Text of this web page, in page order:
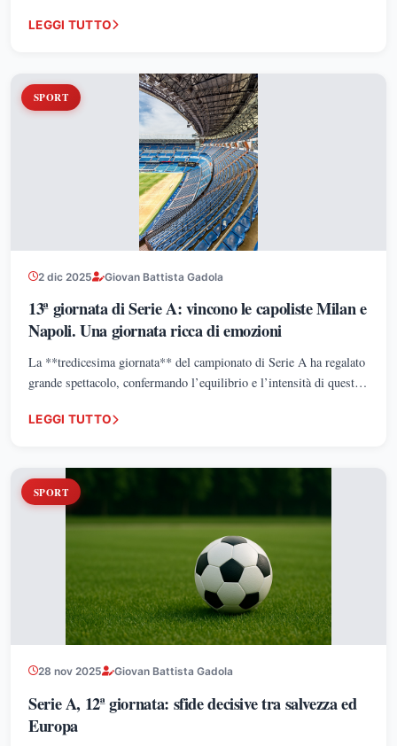
LEGGI TUTTO
SPORT
2 dic 2025 Giovan Battista Gadola
13ª giornata di Serie A: vincono le capoliste Milan e
Napoli. Una giornata ricca di emozioni
La **tredicesima giornata** del campionato di Serie A ha regalato
grande spettacolo, confermando l’equilibrio e l’intensità di questa
entrambe vittoriose nei rispettivi impegni.
LEGGI TUTTO
SPORT
28 nov 2025 Giovan Battista Gadola
Serie A, 12ª giornata: sfide decisive tra salvezza ed
Europa